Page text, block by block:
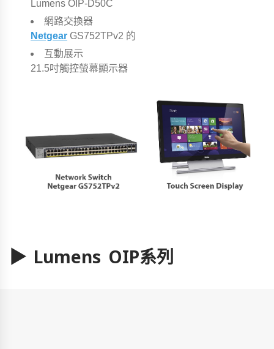
Lumens OIP-D50C
網路交換器
Netgear GS752TPv2 的
互動展示
21.5吋觸控螢幕顯示器
▶ Lumens OIP系列